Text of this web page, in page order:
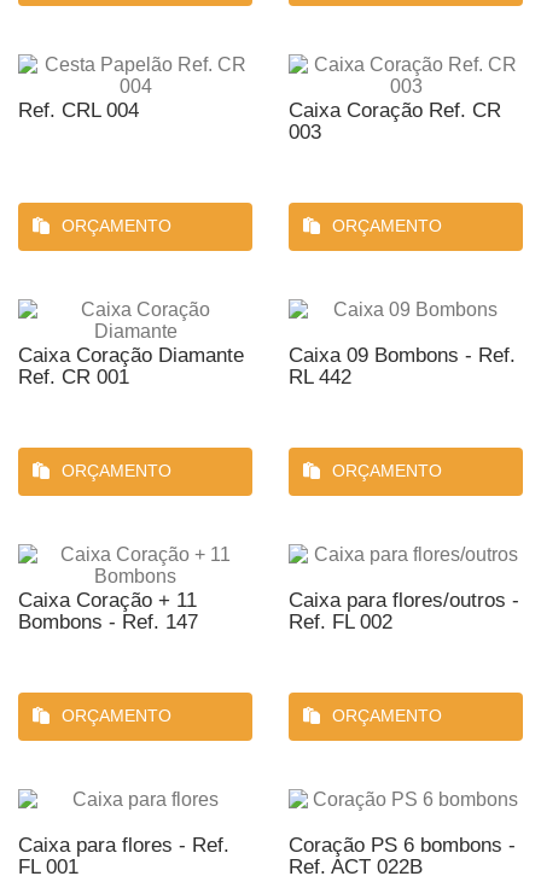
Ref. CRL 004
ORÇAMENTO
Caixa Coração Ref. CR
003
ORÇAMENTO
Caixa Coração Diamante
Ref. CR 001
ORÇAMENTO
Caixa 09 Bombons - Ref.
RL 442
ORÇAMENTO
Caixa Coração + 11
Bombons - Ref. 147
ORÇAMENTO
Caixa para flores/outros -
Ref. FL 002
ORÇAMENTO
Caixa para flores - Ref.
FL 001
Coração PS 6 bombons -
Ref. ACT 022B